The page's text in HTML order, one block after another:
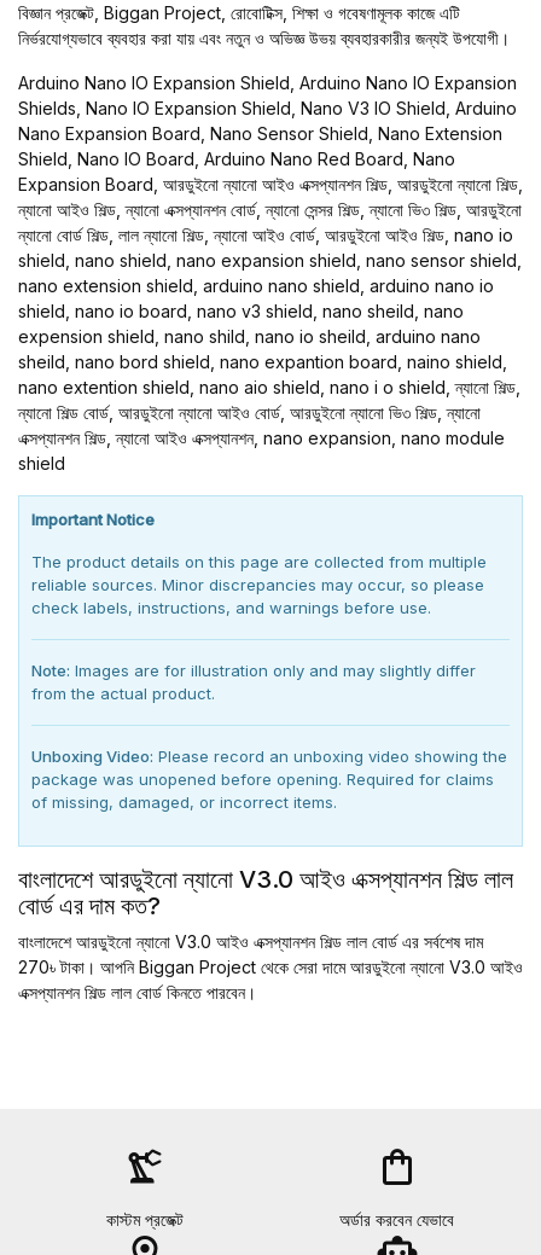
বিজ্ঞান প্রজেক্ট, Biggan Project, রোবোটিক্স, শিক্ষা ও গবেষণামূলক কাজে এটি
নির্ভরযোগ্যভাবে ব্যবহার করা যায় এবং নতুন ও অভিজ্ঞ উভয় ব্যবহারকারীর জন্যই উপযোগী।
Arduino Nano IO Expansion Shield, Arduino Nano IO Expansion
Shields, Nano IO Expansion Shield, Nano V3 IO Shield, Arduino
Nano Expansion Board, Nano Sensor Shield, Nano Extension
Shield, Nano IO Board, Arduino Nano Red Board, Nano
Expansion Board, আরডুইনো ন্যানো আইও এক্সপ্যানশন শিল্ড, আরডুইনো ন্যানো শিল্ড,
ন্যানো আইও শিল্ড, ন্যানো এক্সপ্যানশন বোর্ড, ন্যানো সেন্সর শিল্ড, ন্যানো ভি৩ শিল্ড, আরডুইনো
ন্যানো বোর্ড শিল্ড, লাল ন্যানো শিল্ড, ন্যানো আইও বোর্ড, আরডুইনো আইও শিল্ড, nano io
shield, nano shield, nano expansion shield, nano sensor shield,
nano extension shield, arduino nano shield, arduino nano io
shield, nano io board, nano v3 shield, nano sheild, nano
expension shield, nano shild, nano io sheild, arduino nano
sheild, nano bord shield, nano expantion board, naino shield,
nano extention shield, nano aio shield, nano i o shield, ন্যানো শিল্ড,
ন্যানো শিল্ড বোর্ড, আরডুইনো ন্যানো আইও বোর্ড, আরডুইনো ন্যানো ভি৩ শিল্ড, ন্যানো
এক্সপ্যানশন শিল্ড, ন্যানো আইও এক্সপ্যানশন, nano expansion, nano module
shield
Important Notice
The product details on this page are collected from multiple
reliable sources. Minor discrepancies may occur, so please
check labels, instructions, and warnings before use.
Note: Images are for illustration only and may slightly differ
from the actual product.
Unboxing Video: Please record an unboxing video showing the
package was unopened before opening. Required for claims
of missing, damaged, or incorrect items.
বাংলাদেশে আরডুইনো ন্যানো V3.0 আইও এক্সপ্যানশন শিল্ড লাল
বোর্ড এর দাম কত?
বাংলাদেশে আরডুইনো ন্যানো V3.0 আইও এক্সপ্যানশন শিল্ড লাল বোর্ড এর সর্বশেষ দাম
270৳ টাকা। আপনি Biggan Project থেকে সেরা দামে আরডুইনো ন্যানো V3.0 আইও
এক্সপ্যানশন শিল্ড লাল বোর্ড কিনতে পারবেন।
precision_manufacturing
কাস্টম প্রজেক্ট
shopping_bag
অর্ডার করবেন যেভাবে